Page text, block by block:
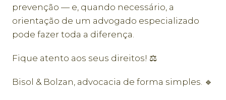
prevenção — e, quando necessário, a
orientação de um advogado especializado
pode fazer toda a diferença.
Fique atento aos seus direitos! ⚖️
Bisol & Bolzan, advocacia de forma simples. 🔹